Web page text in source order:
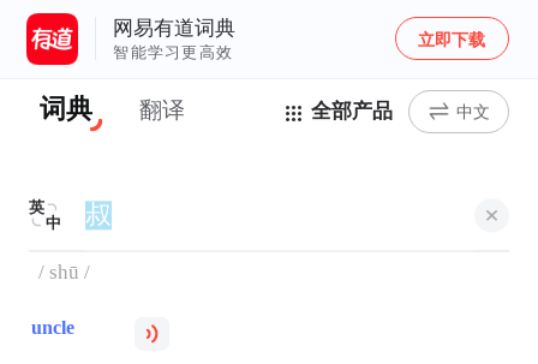
网易有道词典
智能学习更高效
立即下载
词典 翻译 全部产品 中文
英
中
/ shū /
uncle